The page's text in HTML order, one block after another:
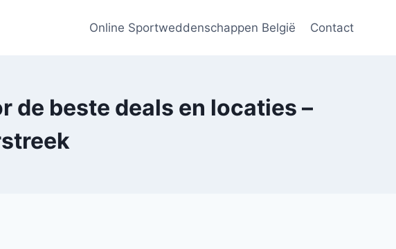
Online Sportweddenschappen België Contact
de beste deals en locaties –